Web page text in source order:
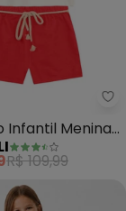
Blusa Saia-
Infantil Menina
(Bege)
R$ 109,99